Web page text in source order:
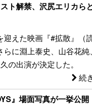
ト解禁、沢尻エリカら
えた映画『#拡散』（
に淵上泰史、山谷花純
の出演が決定した。
続
』場面写真が一挙公開